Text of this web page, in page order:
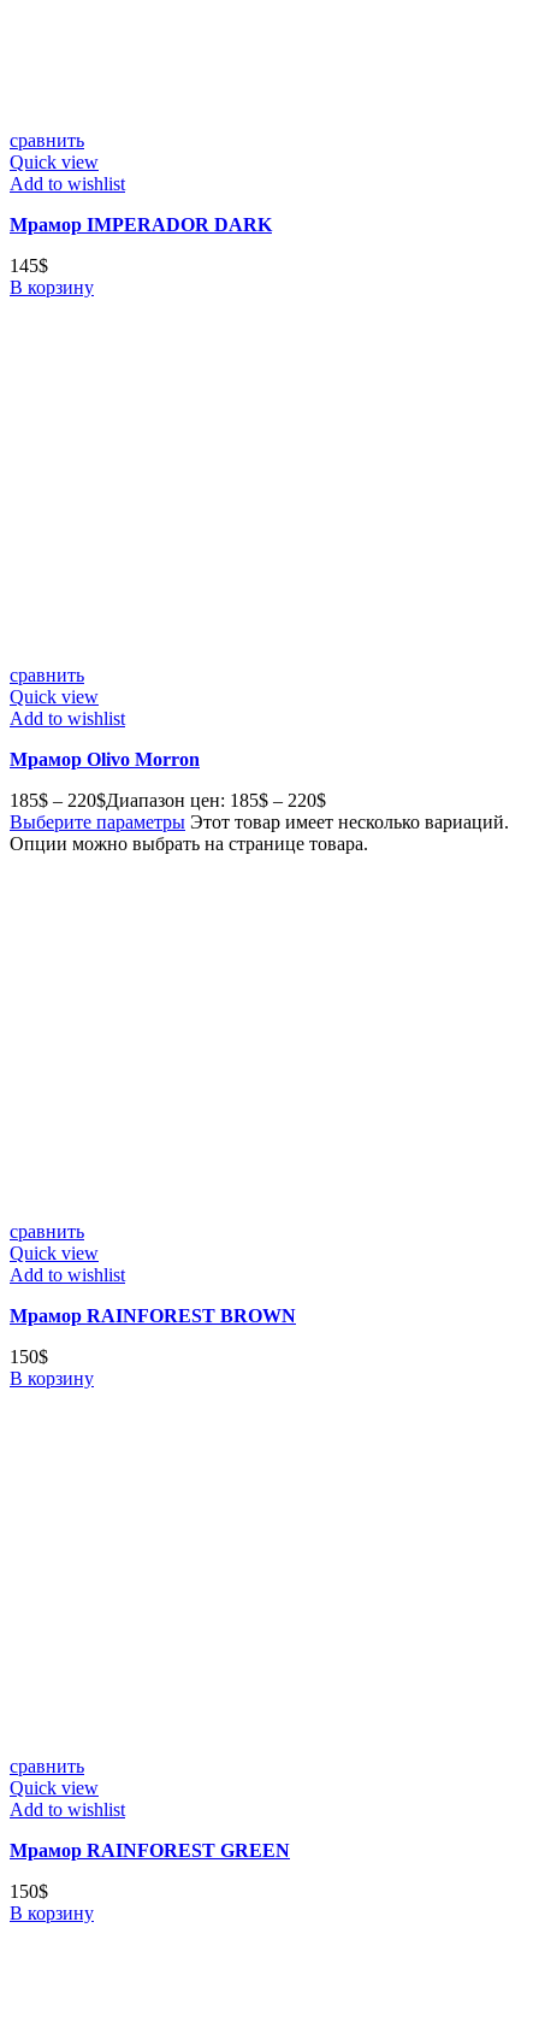
сравнить
Quick view
Add to wishlist
Мрамор IMPERADOR DARK
145$
В корзину
сравнить
Quick view
Add to wishlist
Мрамор Olivo Morron
185$ – 220$Диапазон цен: 185$ – 220$
Выберите параметры Этот товар имеет несколько вариаций.
Опции можно выбрать на странице товара.
сравнить
Quick view
Add to wishlist
Мрамор RAINFOREST BROWN
150$
В корзину
сравнить
Quick view
Add to wishlist
Мрамор RAINFOREST GREEN
150$
В корзину